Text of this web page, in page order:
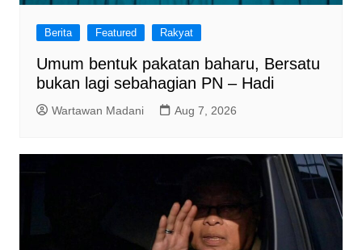
Berita Featured Rakyat
Umum bentuk pakatan baharu, Bersatu
bukan lagi sebahagian PN – Hadi
Wartawan Madani Aug 7, 2026